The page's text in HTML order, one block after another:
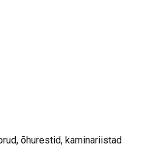
õhurestid, kaminariistad